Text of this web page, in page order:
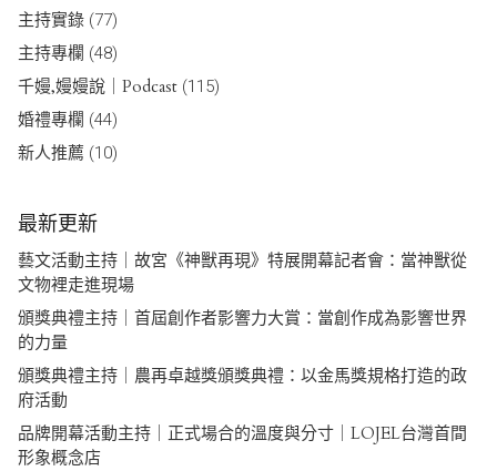
主持實錄 (77)
主持專欄 (48)
千嫚,嫚嫚說｜Podcast (115)
婚禮專欄 (44)
新人推薦 (10)
最新更新
藝文活動主持｜故宮《神獸再現》特展開幕記者會：當神獸從
文物裡走進現場
頒獎典禮主持｜首屆創作者影響力大賞：當創作成為影響世界
的力量
頒獎典禮主持｜農再卓越獎頒獎典禮：以金馬獎規格打造的政
府活動
品牌開幕活動主持｜正式場合的溫度與分寸｜LOJEL台灣首間
形象概念店